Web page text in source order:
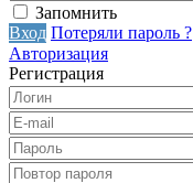
Запомнить
Вход Потеряли пароль ?
Авторизация
Регистрация